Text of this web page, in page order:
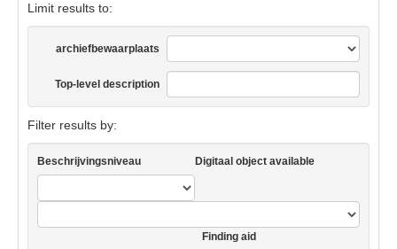
Limit results to:
archiefbewaarplaats
Top-level description
Filter results by:
Beschrijvingsniveau Digitaal object available
Finding aid